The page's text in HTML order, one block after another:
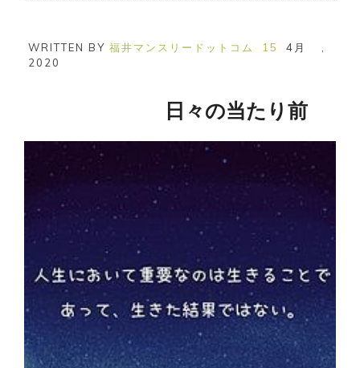
WRITTEN BY 福井マンスリードットコム 15 4月
2020
日々の当たり前